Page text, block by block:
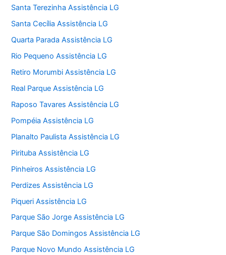
Santa Terezinha Assistência LG
Santa Cecília Assistência LG
Quarta Parada Assistência LG
Rio Pequeno Assistência LG
Retiro Morumbi Assistência LG
Real Parque Assistência LG
Raposo Tavares Assistência LG
Pompéia Assistência LG
Planalto Paulista Assistência LG
Pirituba Assistência LG
Pinheiros Assistência LG
Perdizes Assistência LG
Piqueri Assistência LG
Parque São Jorge Assistência LG
Parque São Domingos Assistência LG
Parque Novo Mundo Assistência LG